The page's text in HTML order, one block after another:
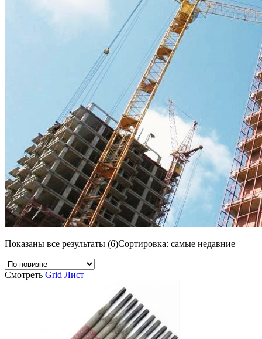
Показаны все результаты (6)Сортировка: самые недавние
Смотреть Grid Лист